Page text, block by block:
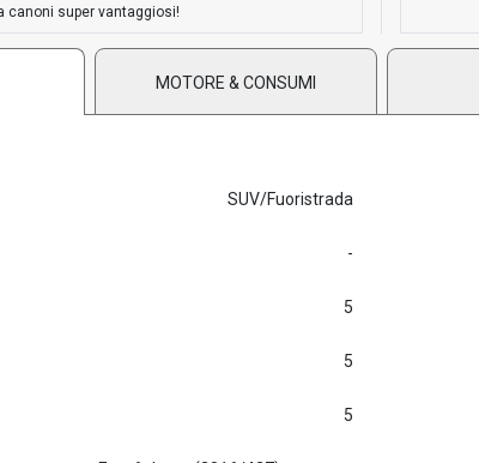
canoni super vantaggiosi!
MOTORE & CONSUMI
SUV/Fuoristrada
-
5
5
5